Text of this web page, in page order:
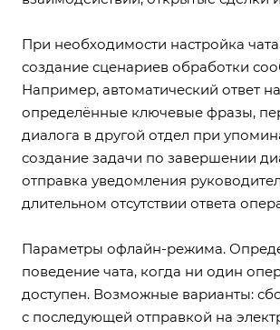
При необходимости настройка
создание сценариев обработки
Например, автоматический ответ на
определённые ключевые фразы,
диалога в другой отдел при
создание задачи по завершении
отправка уведомления
длительном отсутствии ответа
Параметры офлайн-режима.
поведение чата, когда ни один
доступен. Возможные варианты:
с последующей отправкой на